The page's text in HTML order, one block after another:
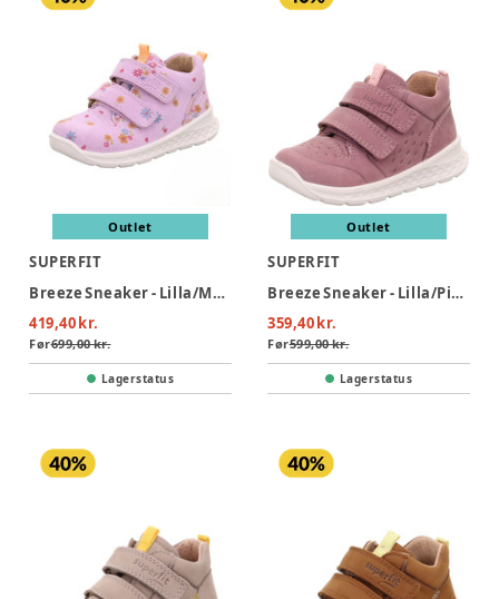
Outlet
SUPERFIT
Breeze Sneaker - Lilla/Mønster
419,40 kr.
Før699,00 kr.
Lagerstatus
Outlet
SUPERFIT
Breeze Sneaker - Lilla/Pink
359,40 kr.
Før599,00 kr.
Lagerstatus